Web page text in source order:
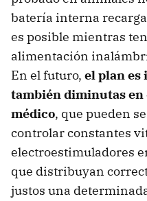
batería interna
es posible mientras
alimentación
En el futuro, el plan
también diminutas
médico, que pueden
controlar constantes
electroestimuladores
que distribuyan
justos una